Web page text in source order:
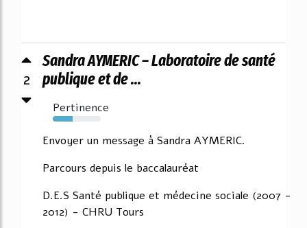
2
Sandra AYMERIC – Laboratoire de santé
publique et de ...
Pertinence
42%
Envoyer un message à Sandra AYMERIC.
Parcours depuis le baccalauréat
D.E.S Santé publique et médecine sociale (2007 -
2012) - CHRU Tours